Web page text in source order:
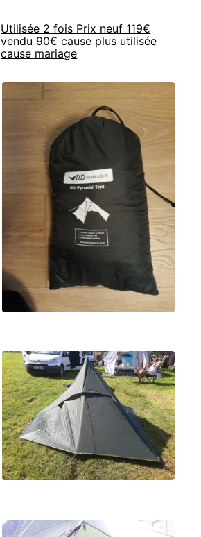
Utilisée 2 fois Prix neuf 119€
vendu 90€ cause plus utilisée
cause mariage